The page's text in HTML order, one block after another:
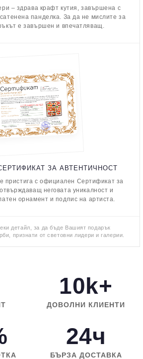
– здрава крафт кутия, завършена с
панделка. За да не мислите за
е завършен и впечатляващ.
ЗА АВТЕНТИЧНОСТ
пристига с официален Сертификат за
неговата уникалност и
орнамент и подпис на артиста.
детайл, за да бъде Вашият подарък
признати от световни лидери и галерии.
10k+
ДОВОЛНИ КЛИЕНТИ
24ч
БЪРЗА ДОСТАВКА